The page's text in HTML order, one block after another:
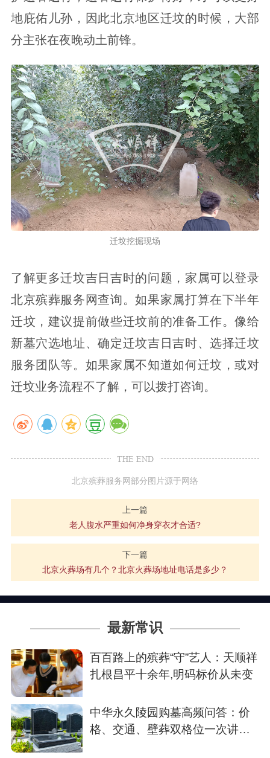
地庇佑儿孙，因此北京地区迁坟的时候，大部
分主张在夜晚动土前锋。
迁坟挖掘现场
了解更多迁坟吉日吉时的问题，家属可以登录
北京殡葬服务网查询。如果家属打算在下半年
迁坟，建议提前做些迁坟前的准备工作。像给
新墓穴选地址、确定迁坟吉日吉时、选择迁坟
服务团队等。如果家属不知道如何迁坟，或对
迁坟业务流程不了解，可以拨打咨询。
THE END
北京殡葬服务网部分图片源于网络
上一篇
老人腹水严重如何净身穿衣才合适?
下一篇
北京火葬场有几个？北京火葬场地址电话是多少？
最新常识
百百路上的殡葬“守”艺人：天顺祥
扎根昌平十余年,明码标价从未变
中华永久陵园购墓高频问答：价
格、交通、壁葬双格位一次讲清